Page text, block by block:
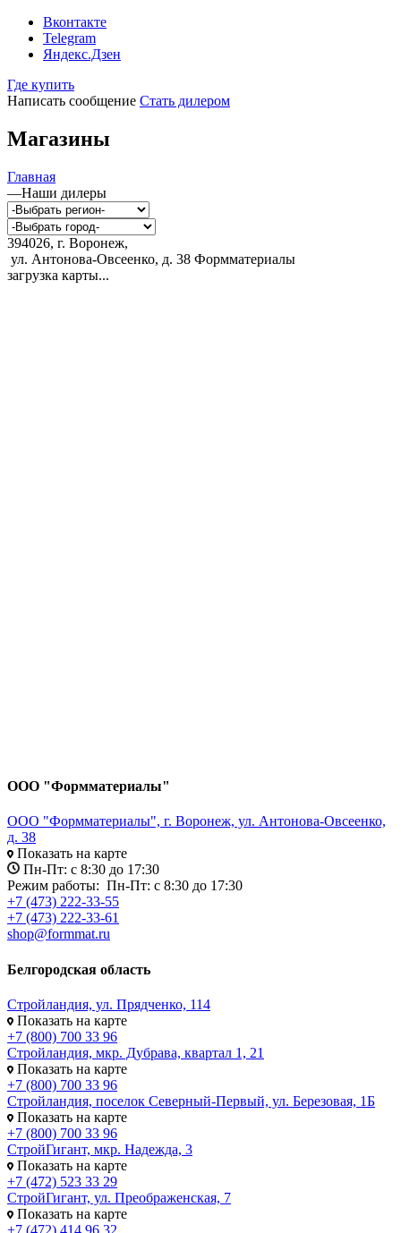
Вконтакте
Telegram
Яндекс.Дзен
Где купить
Написать сообщение Стать дилером
Магазины
Главная
—Наши дилеры
394026, г. Воронеж,
ул. Антонова-Овсеенко, д. 38 Формматериалы
загрузка карты...
ООО "Формматериалы"
ООО "Формматериалы", г. Воронеж, ул. Антонова-Овсеенко,
д. 38
Показать на карте
Пн-Пт: с 8:30 до 17:30
Режим работы: Пн-Пт: с 8:30 до 17:30
+7 (473) 222-33-55
+7 (473) 222-33-61
shop@formmat.ru
Белгородская область
Стройландия, ул. Прядченко, 114
Показать на карте
+7 (800) 700 33 96
Стройландия, мкр. Дубрава, квартал 1, 21
Показать на карте
+7 (800) 700 33 96
Стройландия, поселок Северный-Первый, ул. Березовая, 1Б
Показать на карте
+7 (800) 700 33 96
СтройГигант, мкр. Надежда, 3
Показать на карте
+7 (472) 523 33 29
СтройГигант, ул. Преображенская, 7
Показать на карте
+7 (472) 414 96 32